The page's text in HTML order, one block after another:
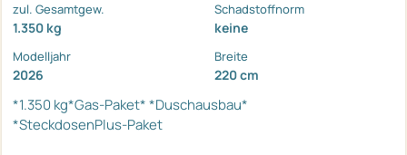
zul. Gesamtgew.
1.350 kg
Schadstoffnorm
keine
Modelljahr
2026
Breite
220 cm
*1.350 kg*Gas-Paket**Duschausbau*
*SteckdosenPlus-Paket